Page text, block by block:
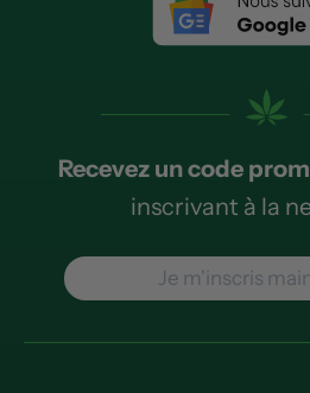
Recevez un code
inscrivant à la
Je m'inscris